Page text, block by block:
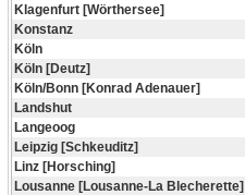
Klagenfurt [Wörthersee]
Konstanz
Köln
Köln [Deutz]
Köln/Bonn [Konrad Adenauer]
Landshut
Langeoog
Leipzig [Schkeuditz]
Linz [Horsching]
Lousanne [Lousanne-La Blecherette]